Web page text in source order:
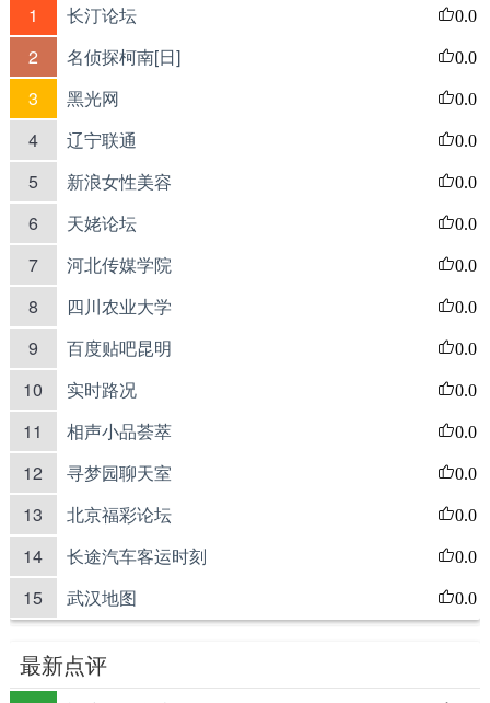
1 长汀论坛 0.0
2 名侦探柯南[日] 0.0
3 黑光网 0.0
4 辽宁联通 0.0
5 新浪女性美容 0.0
6 天姥论坛 0.0
7 河北传媒学院 0.0
8 四川农业大学 0.0
9 百度贴吧昆明 0.0
10 实时路况 0.0
11 相声小品荟萃 0.0
12 寻梦园聊天室 0.0
13 北京福彩论坛 0.0
14 长途汽车客运时刻 0.0
15 武汉地图 0.0
最新点评